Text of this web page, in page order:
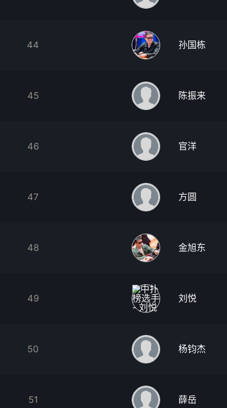
44 孙国栋
45 陈振来
46 官洋
47 方圆
48 金旭东
49 刘悦
50 杨钧杰
51 薛岳